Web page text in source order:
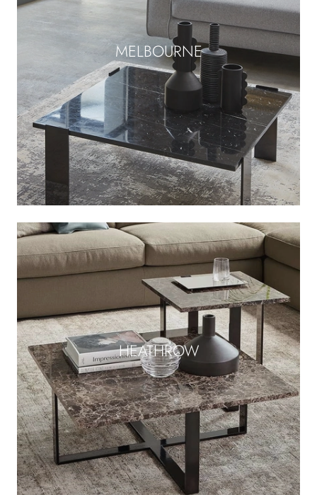
MELBOURNE
HEATHROW